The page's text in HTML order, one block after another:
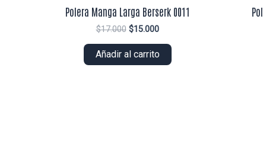
Polera Manga Larga Berserk 0011
$17.000 El
original
era:
$15.000El
actual
es:
Añadir al carrito